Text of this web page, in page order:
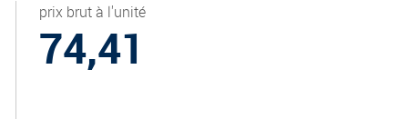
prix brut à l'unité
74,41